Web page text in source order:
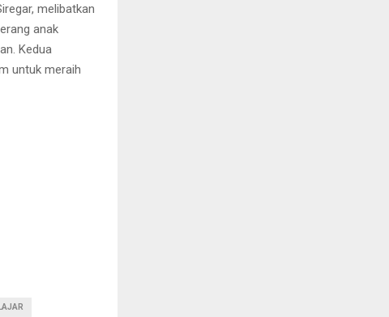
melibatkan
anak
Kedua
untuk meraih